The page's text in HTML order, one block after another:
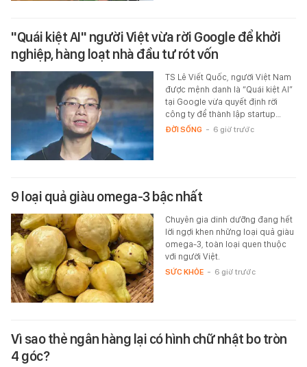
"Quái kiệt AI" người Việt vừa rời Google để khởi
nghiệp, hàng loạt nhà đầu tư rót vốn
TS Lê Viết Quốc, người Việt Nam
được mệnh danh là “Quái kiệt AI”
tại Google vừa quyết định rời
công ty để thành lập startup…
ĐỜI SỐNG - 6 giờ trước
9 loại quả giàu omega-3 bậc nhất
Chuyên gia dinh dưỡng đang hết
lời ngợi khen những loại quả giàu
omega-3, toàn loại quen thuộc
với người Việt.
SỨC KHỎE - 6 giờ trước
Vì sao thẻ ngân hàng lại có hình chữ nhật bo tròn
4 góc?